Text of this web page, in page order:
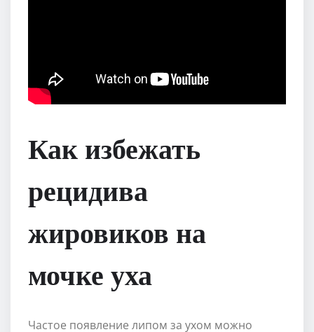
Как избежать
рецидива
жировиков на
мочке уха
Частое появление липом за ухом можно